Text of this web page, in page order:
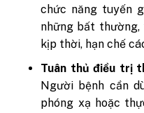
chức năng tuyến
những bất
kịp thời, hạn chế
Tuân thủ điều trị
Người bệnh cần
phóng xạ hoặc